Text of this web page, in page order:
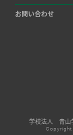
お問い合わせ
学校法人 青山
Copyright